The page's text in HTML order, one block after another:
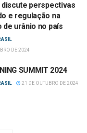
discute perspectivas
e regulação na
de urânio no país
DE 2024
SUMMIT 2024
21 DE OUTUBRO DE 2024